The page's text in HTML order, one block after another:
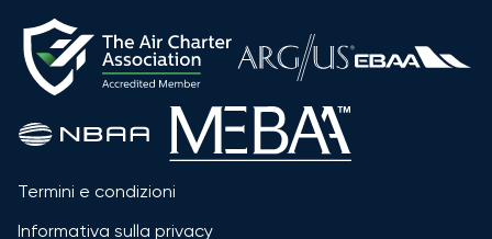
Termini e condizioni
Informativa sulla privacy